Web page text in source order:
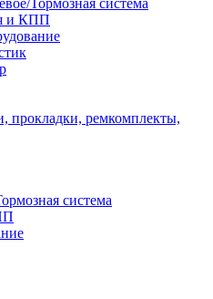
Тормозная система
и КПП
прокладки, ремкомплекты,
система